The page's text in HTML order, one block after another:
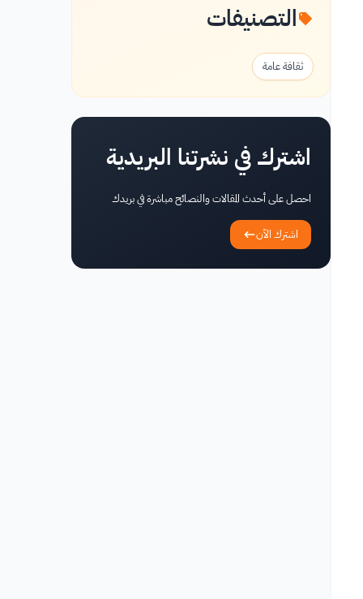
التصنيفات
ثقافة عامة
اشترك في نشرتنا البريدية
احصل على أحدث المقالات والنصائح مباشرة في بريدك
اشترك الآن